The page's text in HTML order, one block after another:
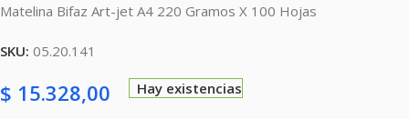
Matelina Bifaz Art-jet A4 220 Gramos X 100 Hojas
SKU: 05.20.141
$ 15.328,00 Hay existencias